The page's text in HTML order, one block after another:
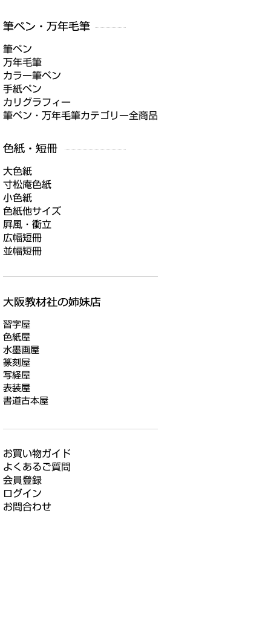
筆ペン
万年毛筆
カラー筆ペン
手紙ペン
カリグラフィー
筆ペン・万年毛筆カテゴリー全商品
大色紙
寸松庵色紙
小色紙
色紙他サイズ
屛風・衝立
広幅短冊
並幅短冊
習字屋
色紙屋
水墨画屋
篆刻屋
写経屋
表装屋
書道古本屋
お買い物ガイド
よくあるご質問
会員登録
ログイン
お問合わせ